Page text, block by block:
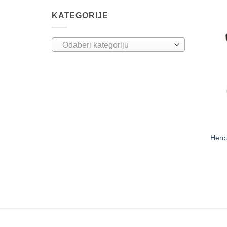
KATEGORIJE
Odaberi kategoriju